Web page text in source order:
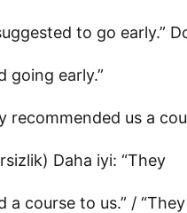
to go early.”
going early.”
recommended us a
Daha iyi: “They
a course to us.” / “They